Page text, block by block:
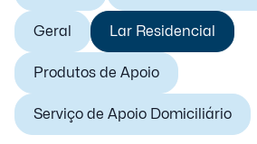
Geral Lar Residencial
Produtos de Apoio
Serviço de Apoio Domiciliário